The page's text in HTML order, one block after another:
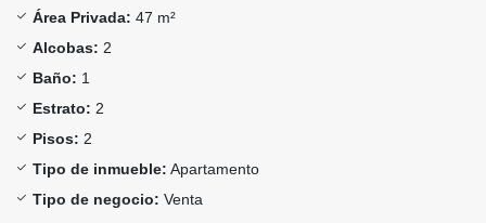
Área Privada: 47 m²
Alcobas: 2
Baño: 1
Estrato: 2
Pisos: 2
Tipo de inmueble: Apartamento
Tipo de negocio: Venta